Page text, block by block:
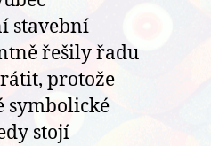
stavební
řešily řadu
protože
symbolické
stojí